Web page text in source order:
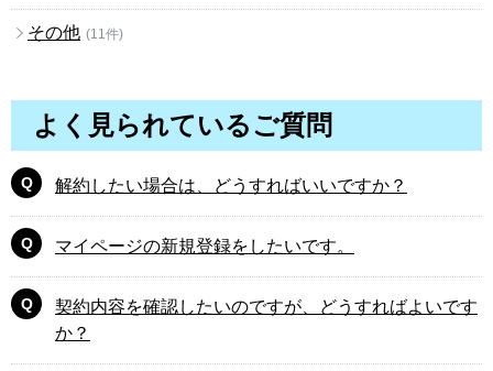
その他 (11件)
よく見られているご質問
解約したい場合は、どうすればいいですか？
マイページの新規登録をしたいです。
契約内容を確認したいのですが、どうすればよいです
か？